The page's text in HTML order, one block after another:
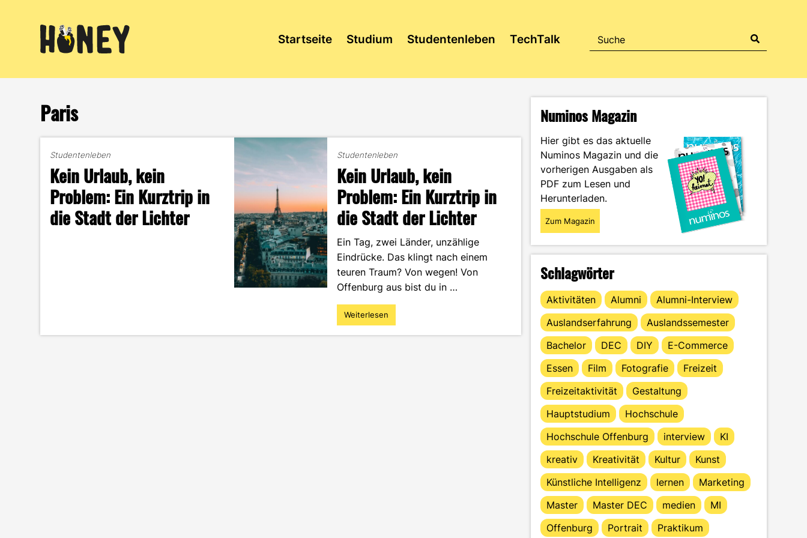
Startseite Studium Studentenleben TechTalk
Paris
Studentenleben
Kein Urlaub, kein
Problem: Ein Kurztrip in
die Stadt der Lichter
Studentenleben
Kein Urlaub, kein
Problem: Ein Kurztrip in
die Stadt der Lichter
Ein Tag, zwei Länder, unzählige
Eindrücke. Das klingt nach einem
teuren Traum? Von wegen! Von
Offenburg aus bist du in …
"Kein
Urlaub,
Weiterlesen
Numinos Magazin
Hier gibt es das aktuelle
Numinos Magazin und die
vorherigen Ausgaben als
PDF zum Lesen und
Herunterladen.
Zum Magazin
Schlagwörter
Aktivitäten Alumni
Alumni-Interview
Auslandserfahrung
Auslandssemester
Bachelor
DEC DIY
E-Commerce
Essen
Film Fotografie
Freizeit
Freizeitaktivität
Gestaltung
Hauptstudium
Hochschule
Hochschule Offenburg
interview
KI
kreativ
Kreativität Kultur
Kunst
Künstliche Intelligenz
lernen
Marketing
Master
Master DEC medien
MI
Offenburg
Portrait
Praktikum